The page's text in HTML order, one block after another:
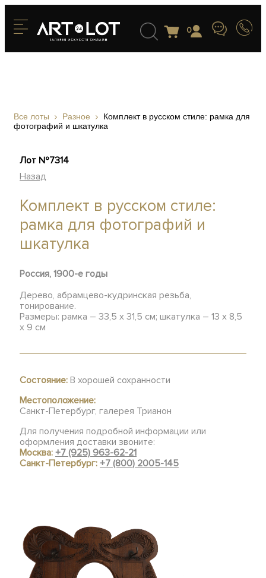
0
Все лоты Разное
Комплект в русском стиле: рамка для
фотографий и шкатулка
Лот №7314
Назад
Комплект в русском стиле:
рамка для фотографий и
шкатулка
Россия, 1900-е годы
Дерево, абрамцево-кудринская резьба,
тонирование.
Размеры: рамка – 33,5 х 31,5 см; шкатулка – 13 х 8,5
х 9 см
Состояние: В хорошей сохранности
Местоположение:
Санкт-Петербург, галерея Трианон
Для получения подробной информации или
оформления доставки звоните:
Москва:+7 (925) 963-62-21
Санкт-Петербург:+7 (800) 2005-145